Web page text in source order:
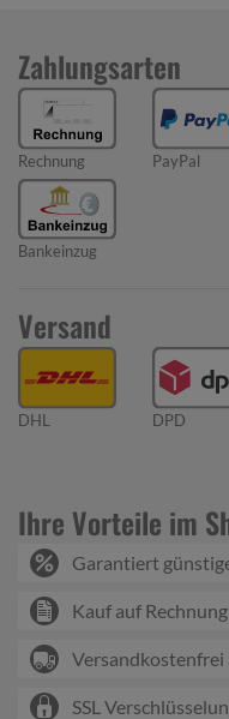
Zahlungsarten
Rechnung PayPal
Bankeinzug
Versand
DHL DPD
Ihre Vorteile im
Garantiert
Kauf auf Rechnung
Versandkostenfrei
SSL